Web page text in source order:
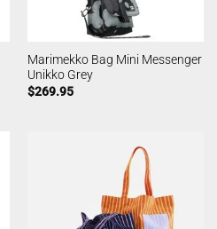
Marimekko Bag Mini Messenger
Unikko Grey
$269.95